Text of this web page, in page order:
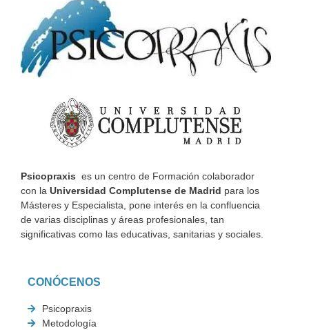
Psicopraxis es un centro de Formación colaborador
con la Universidad Complutense de Madrid para los
Másteres y Especialista, pone interés en la confluencia
de varias disciplinas y áreas profesionales, tan
significativas como las educativas, sanitarias y sociales.
CONÓCENOS
Psicopraxis
Metodología